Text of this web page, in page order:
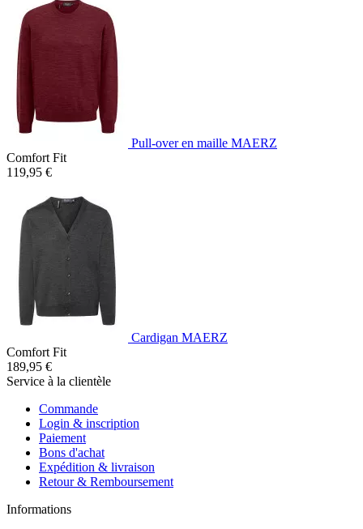
Pull-over en maille MAERZ
Comfort Fit
119,95 €
Cardigan MAERZ
Comfort Fit
189,95 €
Service à la clientèle
Commande
Login & inscription
Paiement
Bons d'achat
Expédition & livraison
Retour & Remboursement
Informations